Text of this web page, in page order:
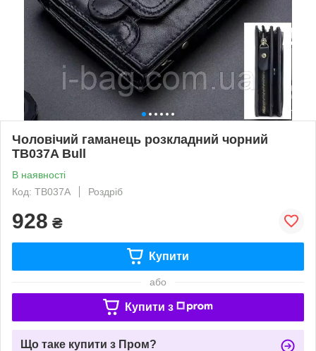
Чоловічий гаманець розкладний чорний
TB037A Bull
В наявності
Код: TB037A
Роздріб
928 ₴
Купити
або
Купити з
Що таке купити з Пром?